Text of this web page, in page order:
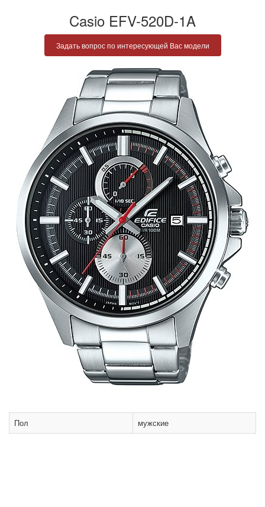
Casio EFV-520D-1A
Задать вопрос по интересующей Вас модели
Пол мужские